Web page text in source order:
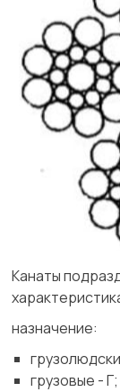
Канаты
назначение:
грузовые - Г;